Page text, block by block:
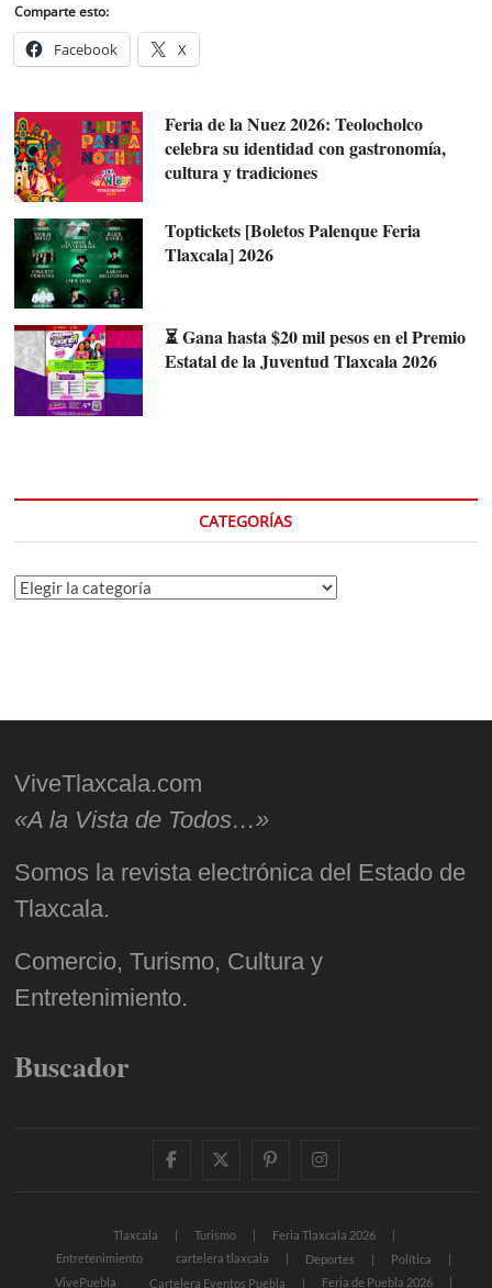
Comparte esto:
Facebook X
Feria de la Nuez 2026: Teolocholco
celebra su identidad con gastronomía,
cultura y tradiciones
Toptickets [Boletos Palenque Feria
Tlaxcala] 2026
⏳ Gana hasta $20 mil pesos en el Premio
Estatal de la Juventud Tlaxcala 2026
CATEGORÍAS
Categorías
ViveTlaxcala.com
«A la Vista de Todos…»
Somos la revista electrónica del Estado de
Tlaxcala.
Comercio, Turismo, Cultura y
Entretenimiento.
Buscador
facebooktwitter
pinterestinstagram
Tlaxcala Turismo
Feria Tlaxcala 2026
Entretenimiento
cartelera tlaxcala Deportes
Política
VivePuebla
Cartelera Eventos Puebla Feria de Puebla 2026